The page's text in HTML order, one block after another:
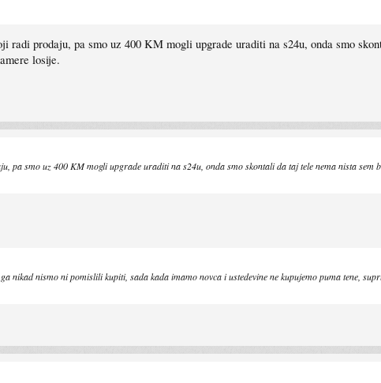
radi prodaju, pa smo uz 400 KM mogli upgrade uraditi na s24u, onda smo
losije.
pa smo uz 400 KM mogli upgrade uraditi na s24u, onda smo skontali da taj tele nema nista
nikad nismo ni pomislili kupiti, sada kada imamo novca i ustedevine ne kupujemo puma tene,